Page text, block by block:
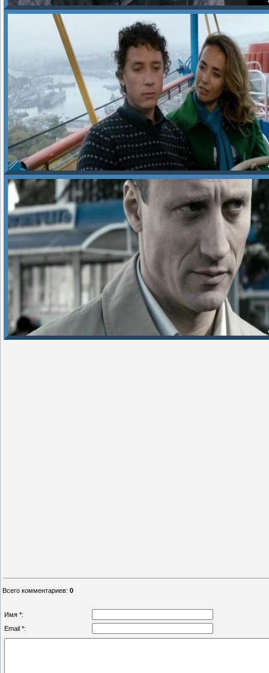
Всего комментариев: 0
Имя *:
Email *: